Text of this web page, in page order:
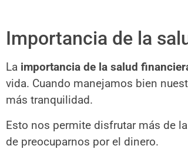
Importancia de la
La importancia de la salud
vida. Cuando manejamos bien
más tranquilidad.
Esto nos permite disfrutar más de
de preocuparnos por el dinero.